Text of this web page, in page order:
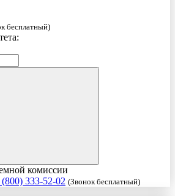
бесплатный)
комиссии
(800) 333-52-02 (Звонок бесплатный)